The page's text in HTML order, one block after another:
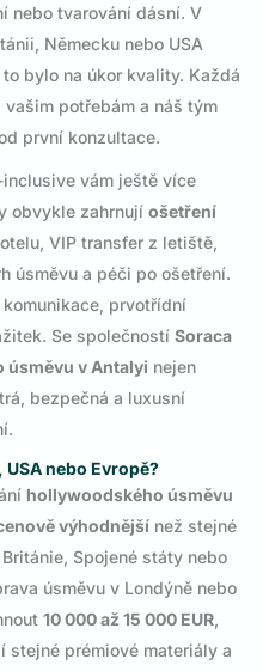
nebo tvarování dásní. V
Německu nebo USA
bylo na úkor kvality. Každá
potřebám a náš tým
první konzultace.
vám ještě více
obvykle zahrnují ošetření
VIP transfer z letiště,
úsměvu a péči po ošetření.
prvotřídní
Se společností Soraca
v Antalyi nejen
bezpečná a luxusní
nebo Evropě?
hollywoodského úsměvu
výhodnější než stejné
Spojené státy nebo
úsměvu v Londýně nebo
10 000 až 15 000 EUR,
stejné prémiové materiály a